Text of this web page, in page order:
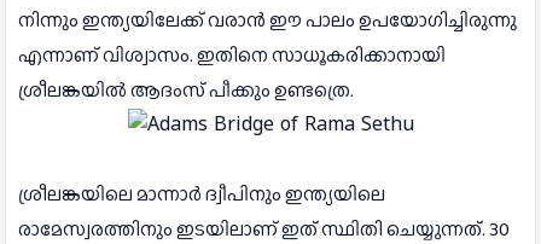
നിന്നും ഇന്ത്യയിലേക്ക് വരാന്‍ ഈ പാലം ഉപയോഗിച്ചിരുന്നു
എന്നാണ് വിശ്വാസം. ഇതിനെ സാധൂകരിക്കാനായി
ശ്രീലങ്കയില്‍ ആദംസ് പീക്കും ഉണ്ടത്രെ.
ശ്രീലങ്കയിലെ മാന്നാര്‍ ദ്വീപിനും ഇന്ത്യയിലെ
രാമേസ്വരത്തിനും ഇടയിലാണ് ഇത് സ്ഥിതി ചെയ്യുന്നത്. 30